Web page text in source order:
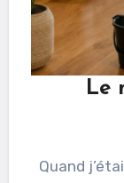
Le
Quand